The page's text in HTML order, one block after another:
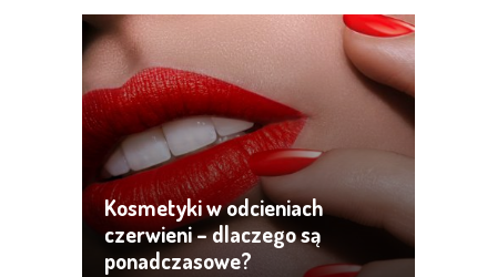
Kosmetyki w odcieniach
czerwieni – dlaczego są
ponadczasowe?